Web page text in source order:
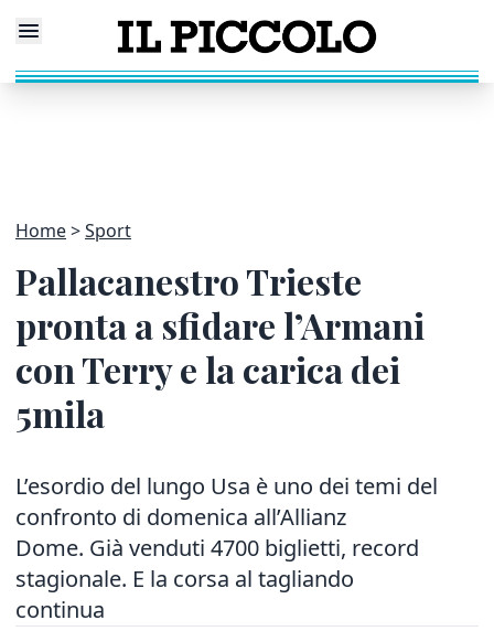
Home Sport
Pallacanestro Trieste
pronta a sfidare l’Armani
con Terry e la carica dei
5mila
L’esordio del lungo Usa è uno dei temi del
confronto di domenica all’Allianz
Dome. Già venduti 4700 biglietti, record
stagionale. E la corsa al tagliando
continua